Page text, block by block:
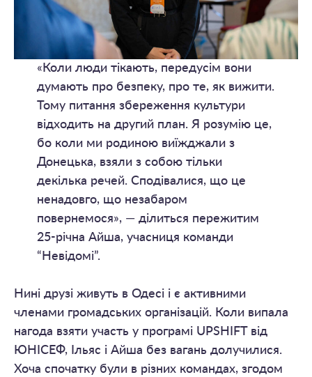
«Коли люди тікають, передусім вони
думають про безпеку, про те, як вижити.
Тому питання збереження культури
відходить на другий план. Я розумію це,
бо коли ми родиною виїжджали з
Донецька, взяли з собою тільки
декілька речей. Сподівалися, що це
ненадовго, що незабаром
повернемося», — ділиться пережитим
25-річна Айша, учасниця команди
“Невідомі”.
Нині друзі живуть в Одесі і є активними
членами громадських організацій. Коли випала
нагода взяти участь у програмі UPSHIFT від
ЮНІСЕФ, Ільяс і Айша без вагань долучилися.
Хоча спочатку були в різних командах, згодом